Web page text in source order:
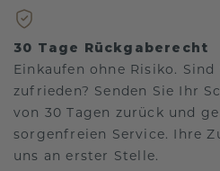
30 Tage Rückgaberecht
Einkaufen ohne Risiko.
zufrieden? Senden Sie Ihr
von 30 Tagen zurück und
sorgenfreien Service. Ihre
uns an erster Stelle.